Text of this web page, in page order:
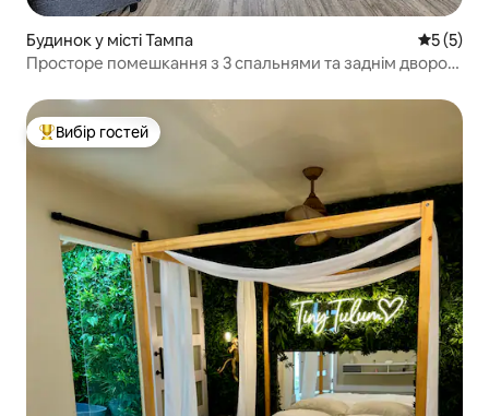
Будинок у місті Тампа Середня
5 (5)
Просторе помешкання з 3 спальнями та заднім двором
Топ вибір гостей
Вибір гостей